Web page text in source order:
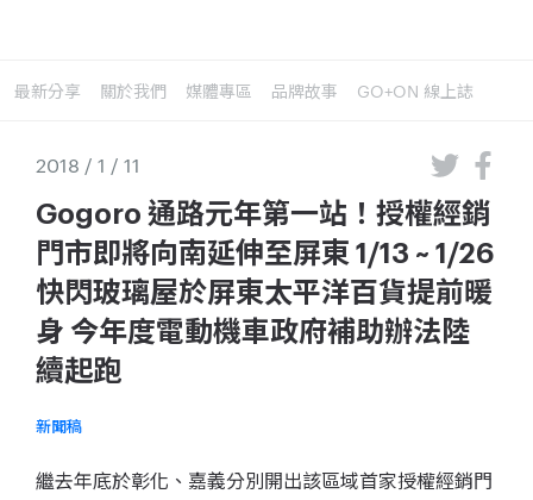
最新分享 關於我們 媒體專區 品牌故事 GO+ON 線上誌
2018 / 1 / 11
Gogoro 通路元年第一站！授權經銷
門市即將向南延伸至屏東 1/13 ~ 1/26
快閃玻璃屋於屏東太平洋百貨提前暖
身 今年度電動機車政府補助辦法陸
續起跑
新聞稿
繼去年底於彰化、嘉義分別開出該區域首家授權經銷門